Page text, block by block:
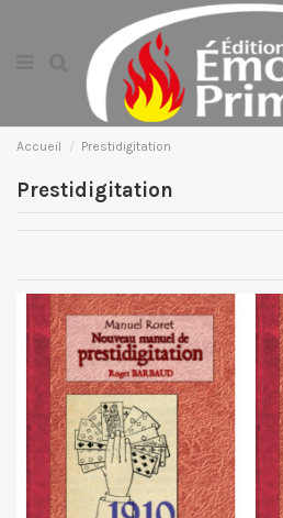
Accueil Prestidigitation
Prestidigitation